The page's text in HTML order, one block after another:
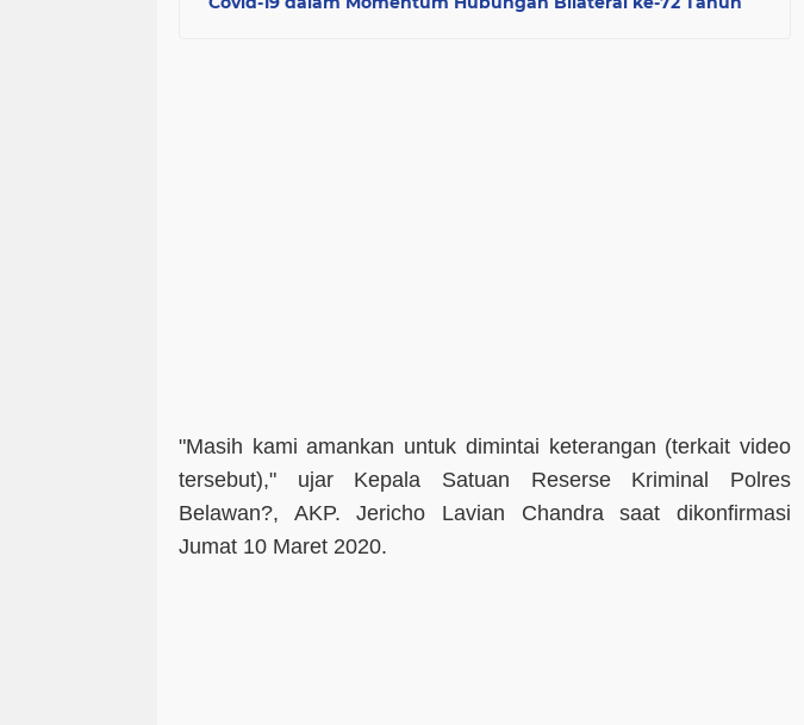
"Masih kami amankan untuk dimintai keterangan (terkait video
tersebut)," ujar Kepala Satuan Reserse Kriminal Polres
Belawan?, AKP. Jericho Lavian Chandra saat dikonfirmasi
Jumat 10 Maret 2020.